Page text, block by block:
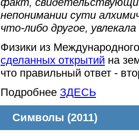
непонимании сути
что-либо другое,
Физики из
сделанных открытий на
что правильный ответ -
Подробнее ЗДЕСЬ
Символы (2011)